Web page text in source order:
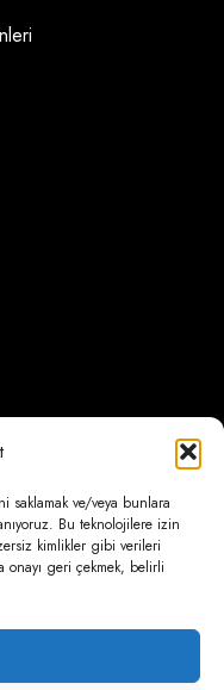
ve/veya bunlara
Bu teknolojilere izin
kimlikler gibi verileri
onayı geri çekmek, belirli
No:6/A (Hadımköy)